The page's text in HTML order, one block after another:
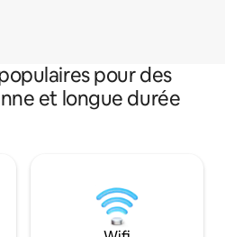
pour des
et longue durée